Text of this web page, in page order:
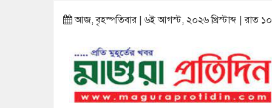
আজ, বৃহস্পতিবার | ৬ই আগস্ট, ২০২৬ খ্রিস্টাব্দ | রাত